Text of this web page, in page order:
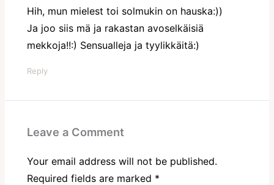
Hih, mun mielest toi solmukin on hauska:))
Ja joo siis mä ja rakastan avoselkäisiä
mekkoja!!:) Sensualleja ja tyylikkäitä:)
Reply
Leave a Comment
Your email address will not be published.
Required fields are marked *